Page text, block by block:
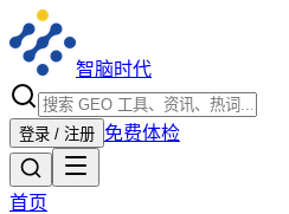
智脑时代
登录 / 注册 免费体检
首页